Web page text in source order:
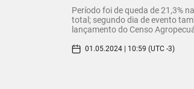
Período foi de queda de 21,3%
total; segundo dia de evento
lançamento do Censo
01.05.2024 | 10:59 (UTC -3)